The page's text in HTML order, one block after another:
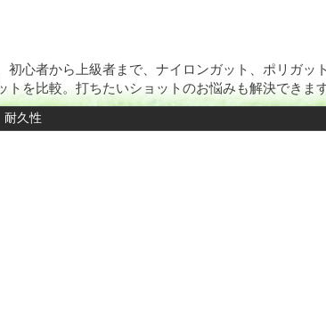
心者から上級者まで、ナイロンガット、ポリガッ
を比較。打ちたいショットのお悩みも解決できます
耐久性